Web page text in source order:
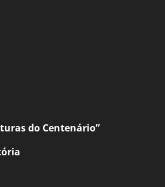
do Centenário”